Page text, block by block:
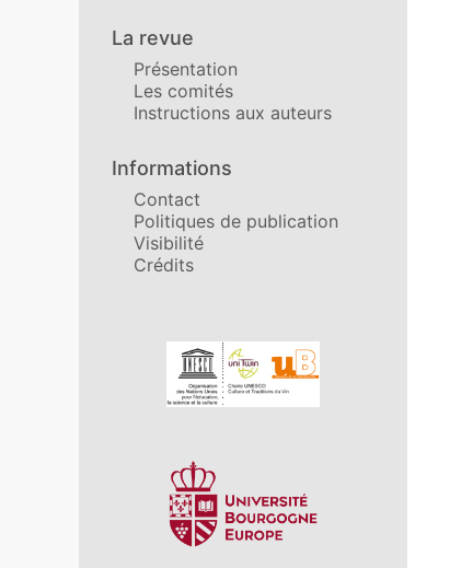
La revue
Présentation
Les comités
Instructions aux auteurs
Informations
Contact
Politiques de publication
Visibilité
Crédits
Affiliations/partenaires